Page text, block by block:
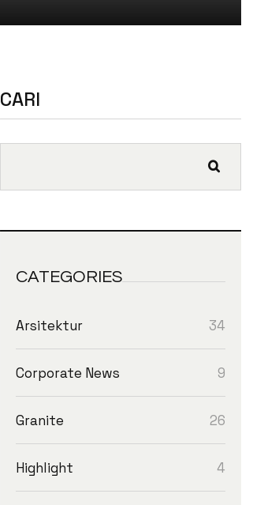
CARI
CATEGORIES
Arsitektur 34
Corporate News 9
Granite 26
Highlight 4